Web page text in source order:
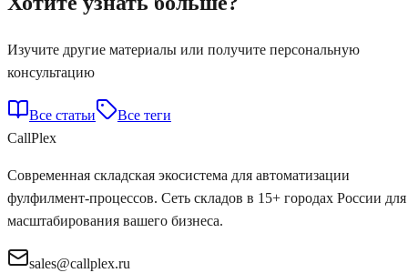
Изучите другие материалы или получите персональную
консультацию
Все статьи
Все теги
CallPlex
Современная складская экосистема для автоматизации
фулфилмент-процессов. Сеть складов в 15+ городах России для
масштабирования вашего бизнеса.
sales@callplex.ru